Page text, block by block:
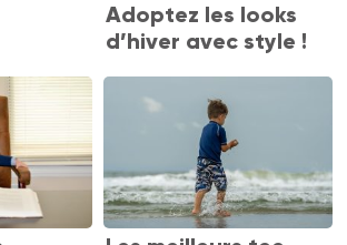
Adoptez les looks
d’hiver avec style !